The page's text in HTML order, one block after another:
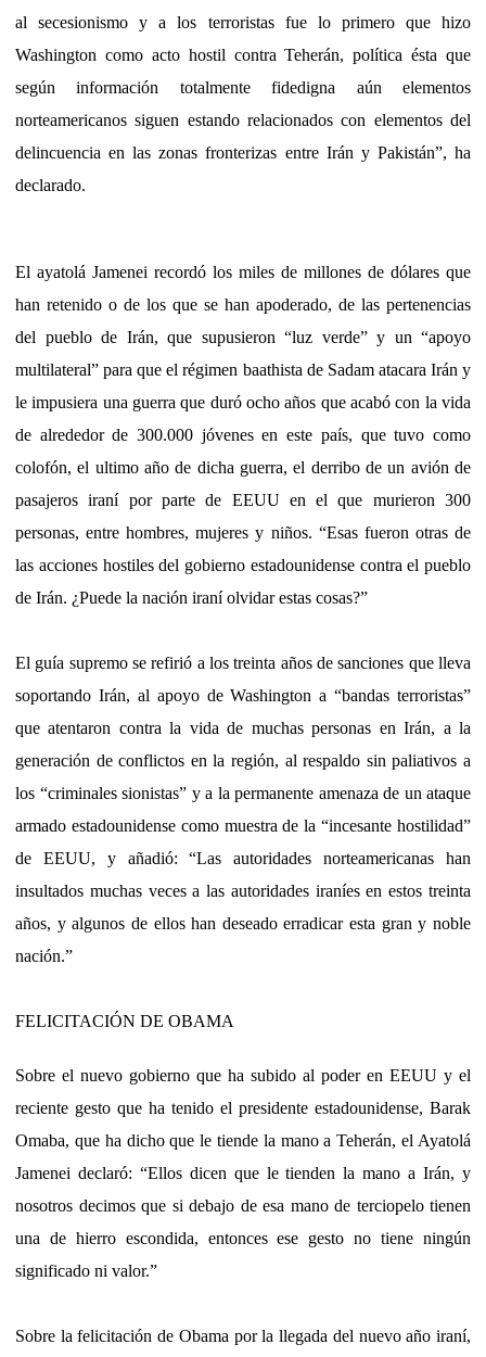
al secesionismo y a los terroristas fue lo primero que hizo
Washington como acto hostil contra Teherán, política ésta que
según información totalmente fidedigna aún elementos
norteamericanos siguen estando relacionados con elementos del
delincuencia en las zonas fronterizas entre Irán y Pakistán”, ha
declarado.
El ayatolá Jamenei recordó los miles de millones de dólares que
han retenido o de los que se han apoderado, de las pertenencias
del pueblo de Irán, que supusieron “luz verde” y un “apoyo
multilateral” para que el régimen baathista de Sadam atacara Irán y
le impusiera una guerra que duró ocho años que acabó con la vida
de alrededor de 300.000 jóvenes en este país, que tuvo como
colofón, el ultimo año de dicha guerra, el derribo de un avión de
pasajeros iraní por parte de EEUU en el que murieron 300
personas, entre hombres, mujeres y niños. “Esas fueron otras de
las acciones hostiles del gobierno estadounidense contra el pueblo
de Irán. ¿Puede la nación iraní olvidar estas cosas?”
El guía supremo se refirió a los treinta años de sanciones que lleva
soportando Irán, al apoyo de Washington a “bandas terroristas”
que atentaron contra la vida de muchas personas en Irán, a la
generación de conflictos en la región, al respaldo sin paliativos a
los “criminales sionistas” y a la permanente amenaza de un ataque
armado estadounidense como muestra de la “incesante hostilidad”
de EEUU, y añadió: “Las autoridades norteamericanas han
insultados muchas veces a las autoridades iraníes en estos treinta
años, y algunos de ellos han deseado erradicar esta gran y noble
nación.”
FELICITACIÓN DE OBAMA
Sobre el nuevo gobierno que ha subido al poder en EEUU y el
reciente gesto que ha tenido el presidente estadounidense, Barak
Omaba, que ha dicho que le tiende la mano a Teherán, el Ayatolá
Jamenei declaró: “Ellos dicen que le tienden la mano a Irán, y
nosotros decimos que si debajo de esa mano de terciopelo tienen
una de hierro escondida, entonces ese gesto no tiene ningún
significado ni valor.”
Sobre la felicitación de Obama por la llegada del nuevo año iraní,